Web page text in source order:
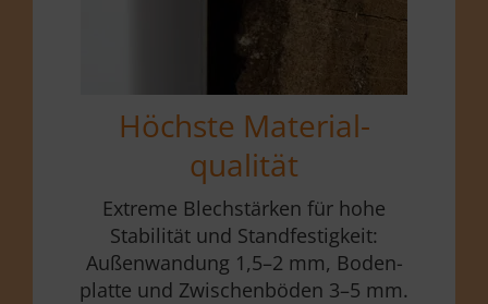
Höchste Material­
qualität
Extreme Blechstärken für hohe
Stabilität und Standfestigkeit:
Außen­wandung 1,5–2 mm, Boden­
platte und Zwischen­böden 3–5 mm.